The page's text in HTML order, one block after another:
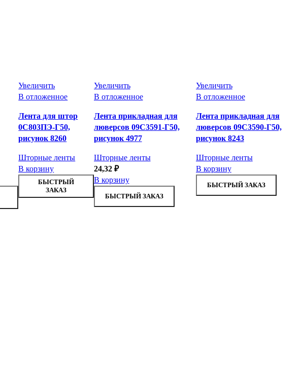
Увеличить
В отложенное
Лента для штор
0С803ПЭ-Г50,
рисунок 8260
Шторные ленты
В корзину
БЫСТРЫЙ
ЗАКАЗ
Увеличить
В отложенное
Лента прикладная для
люверсов 09С3591-Г50,
рисунок 4977
Шторные ленты
24,32 ₽
В корзину
БЫСТРЫЙ ЗАКАЗ
Увеличить
В отложенное
Лента прикладная для
люверсов 09С3590-Г50,
рисунок 8243
Шторные ленты
В корзину
БЫСТРЫЙ ЗАКАЗ